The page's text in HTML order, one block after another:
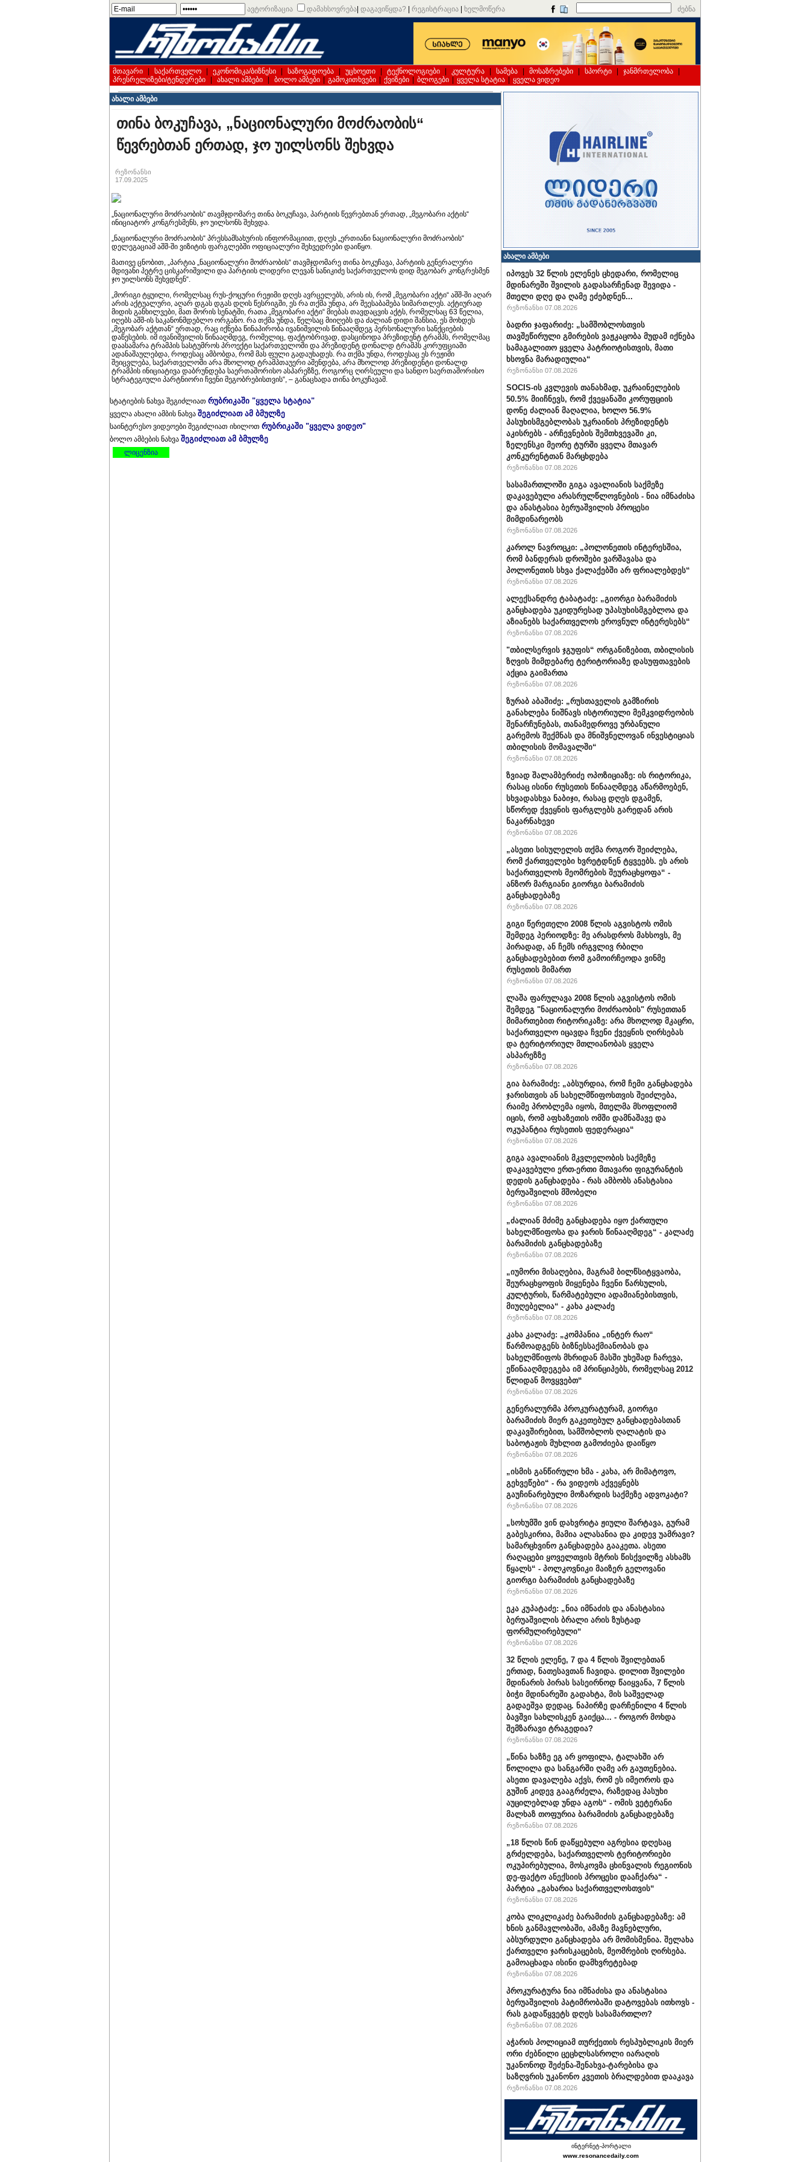
ავტორიზაცია დამახსოვრება დაგავიწყდა? რეგისტრაცია ხელმოწერა ძებნა
მთავარი საქართველო ეკონომიკა/ბიზნესი საზოგადოება უცხოეთი ტექნოლოგიები კულტურა სამება მოსაზრებები სპორტი ჯანმრთელობა
პრესრელიზები/ტენდერები
ახალი ამბები ბოლო ამბები გამოკითხვები ქვიზები ბლოგები ყველა სტატია ყველა ვიდეო
ახალი ამბები
თინა ბოკუჩავა, „ნაციონალური მოძრაობის“
წევრებთან ერთად, ჯო უილსონს შეხვდა
რეზონანსი
17.09.2025
„ნაციონალური მოძრაობის“ თავმჯდომარე თინა ბოკუჩავა, პარტიის წევრებთან ერთად, „მეგობარი აქტის“
ინიციატორ კონგრესმენს, ჯო უილსონს შეხვდა.
„ნაციონალური მოძრაობის“ პრესსამსახურის ინფორმაციით, დღეს „ერთიანი ნაციონალური მოძრაობის“
დელეგაციამ აშშ-ში ვიზიტის ფარგლებში ოფიციალური შეხვედრები დაიწყო.
მათივე ცნობით, „პარტია „ნაციონალური მოძრაობის“ თავმჯდომარე თინა ბოკუჩავა, პარტიის გენერალური
მდივანი პეტრე ცისკარიშვილი და პარტიის ლიდერი ლევან სანიკიძე საქართველოს დიდ მეგობარ კონგრესმენ
ჯო უილსონს შეხვდნენ“.
„მორიგი ტყუილი, რომელსაც რუს-ქოცური რეჟიმი დღეს ავრცელებს, არის ის, რომ „მეგობარი აქტი“ აშშ-ში აღარ
არის აქტუალური, აღარ დგას დგას დღის წესრიგში, ეს რა თქმა უნდა, არ შეესაბამება სიმართლეს. აქტიურად
მიდის განხილვები, მათ შორის სენატში, რათა „მეგობარი აქტი“ მიებას თავდაცვის აქტს, რომელსაც 63 წელია,
იღებს აშშ-ის საკანონმდებლო ორგანო. რა თქმა უნდა, წელსაც მიიღებს და ძალიან დიდი შანსია, ეს მოხდეს
„მეგობარ აქტთან“ ერთად, რაც იქნება წინაპირობა ივანიშვილის წინააღმდეგ პერსონალური სანქციების
დაწესების. იმ ივანიშვილის წინააღმდეგ, რომელიც, ფაქტობრივად, დასცინოდა პრეზიდენტ ტრამპს, რომელმაც
დაასამარა ტრამპის სასტუმროს პროექტი საქართველოში და პრეზიდენტ დონალდ ტრამპს კორუფციაში
ადანაშაულებდა, როდესაც ამბობდა, რომ მას ფული გადაუხადეს. რა თქმა უნდა, როდესაც ეს რეჟიმი
შეიცვლება, საქართველოში არა მხოლოდ ტრამპთაუერი აშენდება, არა მხოლოდ პრეზიდენტი დონალდ
ტრამპის ინიციატივა დაბრუნდება საერთაშორისო ასპარეზზე, როგორც ღირსეული და სანდო საერთაშორისო
სტრატეგიული პარტნიორი ჩვენი მეგობრებისთვის“, – განაცხადა თინა ბოკუჩავამ.
სტატიების ნახვა შეგიძლიათ რუბრიკაში "ყველა სტატია"
ყველა ახალი ამბის ნახვა შეგიძლიათ ამ ბმულზე
საინტერესო ვიდეოები შეგიძლიათ იხილოთ რუბრიკაში "ყველა ვიდეო"
ბოლო ამბების ნახვა შეგიძლიათ ამ ბმულზე
ლიცენზია
ახალი ამბები
იპოვეს 32 წლის ელენეს ცხედარი, რომელიც
მდინარეში შვილის გადასარჩენად შევიდა -
მთელი დღე და ღამე ეძებდნენ...
რეზონანსი 07.08.2026
ბადრი ჯაფარიძე: „სამშობლოსთვის
თავშეწირული გმირების ვაჟკაცობა მუდამ იქნება
სამაგალითო ყველა პატრიოტისთვის, მათი
ხსოვნა მარადიულია“
რეზონანსი 07.08.2026
SOCIS-ის კვლევის თანახმად, უკრაინელების
50.5% მიიჩნევს, რომ ქვეყანაში კორუფციის
დონე ძალიან მაღალია, ხოლო 56.9%
პასუხისმგებლობას უკრაინის პრეზიდენტს
აკისრებს - არჩევნების შემთხვევაში კი,
ზელენსკი მეორე ტურში ყველა მთავარ
კონკურენტთან მარცხდება
რეზონანსი 07.08.2026
სასამართლოში გიგა ავალიანის საქმეზე
დაკავებული არასრულწლოვნების - ნია იმნაძისა
და ანასტასია ბერუაშვილის პროცესი
მიმდინარეობს
რეზონანსი 07.08.2026
კაროლ ნავროცკი: „პოლონეთის ინტერესშია,
რომ ბანდერას დროშები ვარშავასა და
პოლონეთის სხვა ქალაქებში არ ფრიალებდეს“
რეზონანსი 07.08.2026
ალექსანდრე ტაბატაძე: „გიორგი ბარამიძის
განცხადება უკიდურესად უპასუხისმგებლოა და
აზიანებს საქართველოს ეროვნულ ინტერესებს“
რეზონანსი 07.08.2026
"თბილსერვის ჯგუფის“ ორგანიზებით, თბილისის
ზღვის მიმდებარე ტერიტორიაზე დასუფთავების
აქცია გაიმართა
რეზონანსი 07.08.2026
ზურაბ აბაშიძე: „რუსთაველის გამზირის
განახლება ნიშნავს ისტორიული მემკვიდრეობის
შენარჩუნებას, თანამედროვე ურბანული
გარემოს შექმნას და მნიშვნელოვან ინვესტიციას
თბილისის მომავალში“
რეზონანსი 07.08.2026
ზვიად შალამბერიძე ოპოზიციაზე: ის რიტორიკა,
რასაც ისინი რუსეთის წინააღმდეგ აწარმოებენ,
სხვადასხვა ნაბიჯი, რასაც დღეს დგამენ,
სწორედ ქვეყნის ფარგლებს გარედან არის
ნაკარნახევი
რეზონანსი 07.08.2026
„ასეთი სისულელის თქმა როგორ შეიძლება,
რომ ქართველები ხვრეტდნენ ტყვეებს. ეს არის
საქართველოს მეომრების შეურაცხყოფა“ -
ანზორ მარგიანი გიორგი ბარამიძის
განცხადებაზე
რეზონანსი 07.08.2026
გიგი წერეთელი 2008 წლის აგვისტოს ომის
შემდეგ პერიოდზე: მე არასდროს მახსოვს, მე
პირადად, ან ჩემს ირგვლივ რბილი
განცხადებებით რომ გამოირჩეოდა ვინმე
რუსეთის მიმართ
რეზონანსი 07.08.2026
ლაშა ფარულავა 2008 წლის აგვისტოს ომის
შემდეგ "ნაციონალური მოძრაობის" რუსეთთან
მიმართებით რიტორიკაზე: არა მხოლოდ მკაცრი,
საქართველო იცავდა ჩვენი ქვეყნის ღირსებას
და ტერიტორიულ მთლიანობას ყველა
ასპარეზზე
რეზონანსი 07.08.2026
გია ბარამიძე: „აბსურდია, რომ ჩემი განცხადება
ჯარისთვის ან სახელმწიფოსთვის შეიძლება,
რაიმე პრობლემა იყოს, მთელმა მსოფლიომ
იცის, რომ აფხაზეთის ომში დამნაშავე და
ოკუპანტია რუსეთის ფედერაცია“
რეზონანსი 07.08.2026
გიგა ავალიანის მკვლელობის საქმეზე
დაკავებული ერთ-ერთი მთავარი ფიგურანტის
დედის განცხადება - რას ამბობს ანასტასია
ბერუაშვილის მშობელი
რეზონანსი 07.08.2026
„ძალიან მძიმე განცხადება იყო ქართული
სახელმწიფოსა და ჯარის წინააღმდეგ“ - კალაძე
ბარამიძის განცხადებაზე
რეზონანსი 07.08.2026
„იუმორი მისაღებია, მაგრამ ბილწსიტყვაობა,
შეურაცხყოფის მიყენება ჩვენი წარსულის,
კულტურის, წარმატებული ადამიანებისთვის,
მიუღებელია“ - კახა კალაძე
რეზონანსი 07.08.2026
კახა კალაძე: „კომპანია „ინტერ რაო“
წარმოადგენს ბიზნესსაქმიანობას და
სახელმწიფოს მხრიდან მასში უხეშად ჩარევა,
ეწინააღმდეგება იმ პრინციპებს, რომელსაც 2012
წლიდან მოვყვებთ“
რეზონანსი 07.08.2026
გენერალურმა პროკურატურამ, გიორგი
ბარამიძის მიერ გაკეთებულ განცხადებასთან
დაკავშირებით, სამშობლოს ღალატის და
საბოტაჟის მუხლით გამოძიება დაიწყო
რეზონანსი 07.08.2026
„ისმის განწირული ხმა - კახა, არ მიმატოვო,
გეხვეწები“ - რა ვიდეოს აქვეყნებს
გაუჩინარებული მოზარდის საქმეზე ადვოკატი?
რეზონანსი 07.08.2026
„სოხუმში ვინ დახვრიტა ჟიული შარტავა, გურამ
გაბესკირია, მამია ალასანია და კიდევ უამრავი?
სამარცხვინო განცხადება გააკეთა. ასეთი
რაღაცები ყოველთვის მტრის წისქვილზე ასხამს
წყალს“ - პოლკოვნიკი მაიზერ გელოვანი
გიორგი ბარამიძის განცხადებაზე
რეზონანსი 07.08.2026
ეკა კუპატაძე: „ნია იმნაძის და ანასტასია
ბერუაშვილის ბრალი არის ზუსტად
ფორმულირებული“
რეზონანსი 07.08.2026
32 წლის ელენე, 7 და 4 წლის შვილებთან
ერთად, ნათესავთან ჩავიდა. დილით შვილები
მდინარის პირას სასეირნოდ წაიყვანა, 7 წლის
ბიჭი მდინარეში გადახტა, მის საშველად
გადაეშვა დედაც. ნაპირზე დარჩენილი 4 წლის
ბავშვი სახლისკენ გაიქცა... - როგორ მოხდა
შემზარავი ტრაგედია?
რეზონანსი 07.08.2026
„წინა ხაზზე ეგ არ ყოფილა, ტალახში არ
წოლილა და სანგარში ღამე არ გაუთენებია.
ასეთი დავალება აქვს, რომ ეს იმეოროს და
გუშინ კიდევ გააგრძელა, რაზედაც პასუხი
აუცილებლად უნდა აგოს“ - ომის ვეტერანი
მალხაზ თოფურია ბარამიძის განცხადებაზე
რეზონანსი 07.08.2026
„18 წლის წინ დაწყებული აგრესია დღესაც
გრძელდება, საქართველოს ტერიტორიები
ოკუპირებულია, მოსკოვმა ცხინვალის რეგიონის
დე-ფაქტო ანექსიის პროცესი დააჩქარა“ -
პარტია „გახარია საქართველოსთვის“
რეზონანსი 07.08.2026
კობა ლიკლიკაძე ბარამიძის განცხადებაზე: ამ
ხნის განმავლობაში, ამაზე მავნებლური,
აბსურდული განცხადება არ მომისმენია. შელახა
ქართველი ჯარისკაცების, მეომრების ღირსება.
გამოაცხადა ისინი დამხვრეტებად
რეზონანსი 07.08.2026
პროკურატურა ნია იმნაძისა და ანასტასია
ბერუაშვილის პატიმრობაში დატოვებას ითხოვს -
რას გადაწყვეტს დღეს სასამართლო?
რეზონანსი 07.08.2026
აჭარის პოლიციამ თურქეთის რესპუბლიკის მიერ
ორი ძებნილი ცეცხლსასროლი იარაღის
უკანონოდ შეძენა-შენახვა-ტარებისა და
საზღვრის უკანონო კვეთის ბრალდებით დააკავა
რეზონანსი 07.08.2026
ინტერნეტ-პორტალი
www.resonancedaily.com